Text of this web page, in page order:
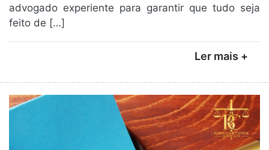
advogado experiente para garantir que tudo seja
feito de […]
Ler mais +